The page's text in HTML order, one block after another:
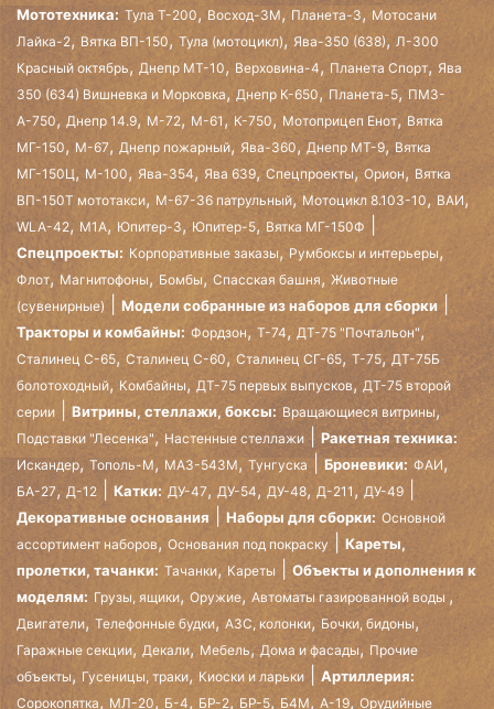
Мототехника: Тула Т-200, Восход-3М,Планета-3,Мотосани
Лайка-2, Вятка ВП-150, Тула (мотоцикл), Ява-350 (638),Л-300
Красный октябрь, Днепр МТ-10, Верховина-4, Планета Спорт, Ява
350 (634) Вишневка и Морковка, Днепр К-650, Планета-5, ПМЗ-
А-750, Днепр 14.9, М-72, М-61 ,К-750, Мотоприцеп Енот, Вятка
МГ-150, М-67, Днепр пожарный, Ява-360,Днепр МТ-9, Вятка
МГ-150Ц, М-100, Ява-354, Ява 639,Спецпроекты, Орион, Вятка
ВП-150Т мототакси, М-67-36 патрульный, Мотоцикл 8.103-10, ВАИ,
WLA-42, М1А, Юпитер-3,Юпитер-5, Вятка МГ-150Ф
Спецпроекты: Корпоративные заказы, Румбоксы и интерьеры,
Флот, Магнитофоны, Бомбы, Спасская башня, Животные
(сувенирные)
Модели собранные из наборов для сборки
Тракторы и комбайны: Фордзон, Т-74, ДТ-75 "Почтальон",
Сталинец С-65, Сталинец С-60, Сталинец СГ-65, Т-75, ДТ-75Б
болотоходный, Комбайны, ДТ-75 первых выпусков, ДТ-75 второй
серии
Витрины, стеллажи, боксы: Вращающиеся витрины,
Подставки "Лесенка", Настенные стеллажи Ракетная техника:
Искандер, Тополь-М, МАЗ-543М,Тунгуска Броневики: ФАИ,
БА-27, Д-12 Катки: ДУ-47, ДУ-54, ДУ-48, Д-211 , ДУ-49
Декоративные основания Наборы для сборки: Основной
ассортимент наборов, Основания под покраску
Кареты,
пролетки, тачанки: Тачанки, Кареты
Объекты и дополнения к
моделям: Грузы, ящики, Оружие, Автоматы газированной воды ,
Двигатели, Телефонные будки, АЗС, колонки,Бочки, бидоны,
Гаражные секции, Декали, Мебель, Дома и фасады, Прочие
объекты, Гусеницы, траки, Киоски и ларьки Артиллерия:
Сорокопятка, МЛ-20, Б-4, БР-2, БР-5, Б4М, А-19, Орудийные